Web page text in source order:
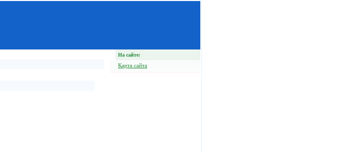
На сайте:
Карта сайта